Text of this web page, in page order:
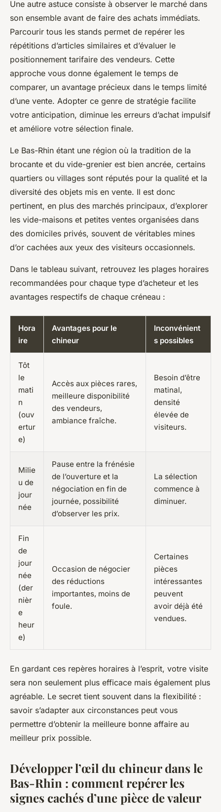
Une autre astuce consiste à observer le marché dans
son ensemble avant de faire des achats immédiats.
Parcourir tous les stands permet de repérer les
répétitions d’articles similaires et d’évaluer le
positionnement tarifaire des vendeurs. Cette
approche vous donne également le temps de
comparer, un avantage précieux dans le temps limité
d’une vente. Adopter ce genre de stratégie facilite
votre anticipation, diminue les erreurs d’achat impulsif
et améliore votre sélection finale.
Le Bas-Rhin étant une région où la tradition de la
brocante et du vide-grenier est bien ancrée, certains
quartiers ou villages sont réputés pour la qualité et la
diversité des objets mis en vente. Il est donc
pertinent, en plus des marchés principaux, d’explorer
les vide-maisons et petites ventes organisées dans
des domiciles privés, souvent de véritables mines
d’or cachées aux yeux des visiteurs occasionnels.
Dans le tableau suivant, retrouvez les plages horaires
recommandées pour chaque type d’acheteur et les
avantages respectifs de chaque créneau :
Hora
ire
Avantages pour le
chineur
Inconvénient
s possibles
Tôt
le
mati
n
(ouv
ertur
e)
Accès aux pièces rares,
meilleure disponibilité
des vendeurs,
ambiance fraîche.
Besoin d’être
matinal,
densité
élevée de
visiteurs.
Milie
u de
jour
née
Pause entre la frénésie
de l’ouverture et la
négociation en fin de
journée, possibilité
d’observer les prix.
La sélection
commence à
diminuer.
Fin
de
jour
née
(der
nièr
e
heur
e)
Occasion de négocier
des réductions
importantes, moins de
foule.
Certaines
pièces
intéressantes
peuvent
avoir déjà été
vendues.
En gardant ces repères horaires à l’esprit, votre visite
sera non seulement plus efficace mais également plus
agréable. Le secret tient souvent dans la flexibilité :
savoir s’adapter aux circonstances peut vous
permettre d’obtenir la meilleure bonne affaire au
meilleur prix possible.
Développer l’œil du chineur dans le
Bas-Rhin : comment repérer les
signes cachés d’une pièce de valeur